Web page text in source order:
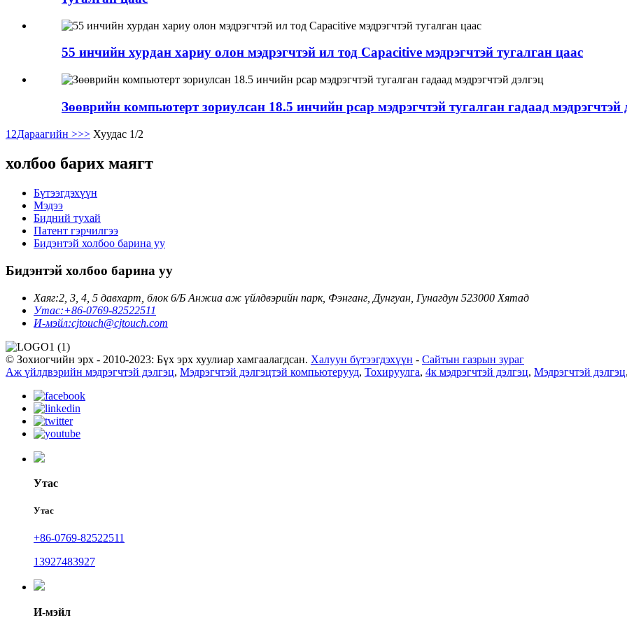
55 инчийн хурдан хариу олон мэдрэгчтэй ил тод Capacitive мэдрэгчтэй тугалган цаас
Зөөврийн компьютерт зориулсан 18.5 инчийн pcap мэдрэгчтэй тугалган гадаад мэдрэгчтэй
1 2Дараагийн >>> Хуудас 1/2
холбоо барих маягт
Бүтээгдэхүүн
Мэдээ
Бидний тухай
Патент гэрчилгээ
Бидэнтэй холбоо барина уу
Бидэнтэй холбоо барина уу
Хаяг:2, 3, 4, 5 давхарт, блок 6/Б Анжиа аж үйлдвэрийн парк, Фэнганг, Дунгуан, Гунагдун 523000 Хятад
Утас:+86-0769-82522511
И-мэйл:cjtouch@cjtouch.com
© Зохиогчийн эрх - 2010-2023: Бүх эрх хуулиар хамгаалагдсан. Халуун бүтээгдэхүүн - Сайтын газрын зураг
Аж үйлдвэрийн мэдрэгчтэй дэлгэц, Мэдрэгчтэй дэлгэцтэй компьютерууд, Тохируулга, 4к мэдрэгчтэй дэлгэц, Мэдрэгчтэй дэлгэц,
Утас
Утас
+86-0769-82522511
13927483927
И-мэйл